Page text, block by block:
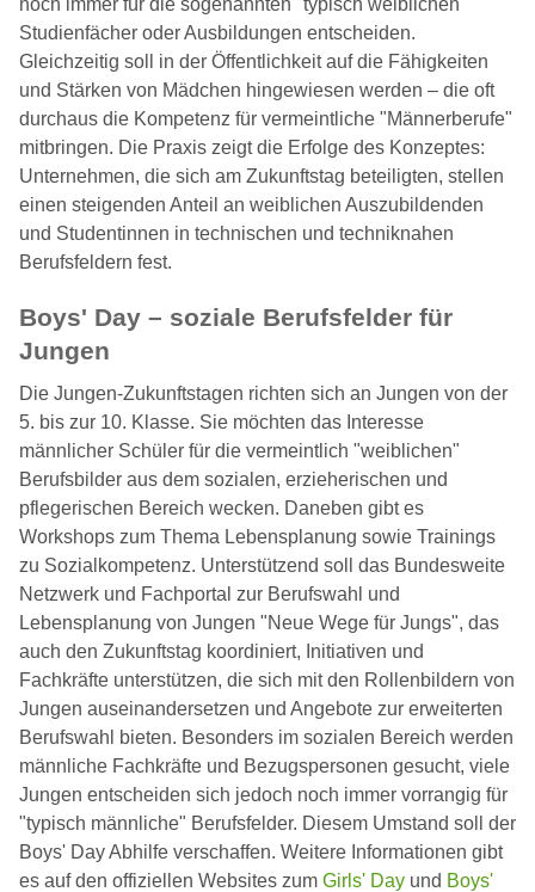
Studienfächer oder Ausbildungen entscheiden.
Gleichzeitig soll in der Öffentlichkeit auf die Fähigkeiten
und Stärken von Mädchen hingewiesen werden – die oft
durchaus die Kompetenz für vermeintliche "Männerberufe"
mitbringen. Die Praxis zeigt die Erfolge des Konzeptes:
Unternehmen, die sich am Zukunftstag beteiligten, stellen
einen steigenden Anteil an weiblichen Auszubildenden
und Studentinnen in technischen und techniknahen
Berufsfeldern fest.
Boys' Day – soziale Berufsfelder für
Jungen
Die Jungen-Zukunftstagen richten sich an Jungen von der
5. bis zur 10. Klasse. Sie möchten das Interesse
männlicher Schüler für die vermeintlich "weiblichen"
Berufsbilder aus dem sozialen, erzieherischen und
pflegerischen Bereich wecken. Daneben gibt es
Workshops zum Thema Lebensplanung sowie Trainings
zu Sozialkompetenz. Unterstützend soll das Bundesweite
Netzwerk und Fachportal zur Berufswahl und
Lebensplanung von Jungen "Neue Wege für Jungs", das
auch den Zukunftstag koordiniert, Initiativen und
Fachkräfte unterstützen, die sich mit den Rollenbildern von
Jungen auseinandersetzen und Angebote zur erweiterten
Berufswahl bieten. Besonders im sozialen Bereich werden
männliche Fachkräfte und Bezugspersonen gesucht, viele
Jungen entscheiden sich jedoch noch immer vorrangig für
"typisch männliche" Berufsfelder. Diesem Umstand soll der
Boys' Day Abhilfe verschaffen. Weitere Informationen gibt
es auf den offiziellen Websites zum Girls' Day und Boys'